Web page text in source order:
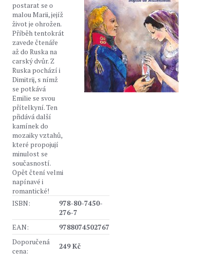
postarat se o
malou Marii, jejíž
život je ohrožen.
Příběh tentokrát
zavede čtenáře
až do Ruska na
carský dvůr. Z
Ruska pochází i
Dimitrij, s nímž
se potkává
Emilie se svou
přítelkyní. Ten
přidává další
kamínek do
mozaiky vztahů,
které propojují
minulost se
současností.
Opět čtení velmi
napínavé i
romantické!
ISBN:
978-80-7450-
276-7
EAN:
9788074502767
Doporučená
cena:
249 Kč